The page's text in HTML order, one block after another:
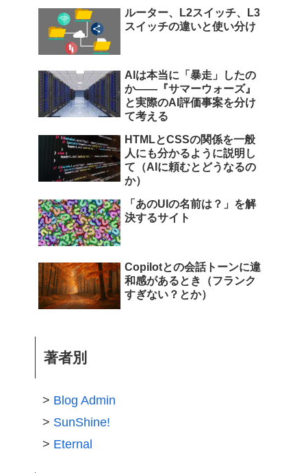
ルーター、L2スイッチ、L3
スイッチの違いと使い分け
AIは本当に「暴走」したの
か――『サマーウォーズ』
と実際のAI評価事案を分け
て考える
HTMLとCSSの関係を一般
人にも分かるように説明し
て（AIに頼むとどうなるの
か）
「あのUIの名前は？」を解
決するサイト
Copilotとの会話トーンに違
和感があるとき（フランク
すぎない？とか）
著者別
Blog Admin
SunShine!
Eternal